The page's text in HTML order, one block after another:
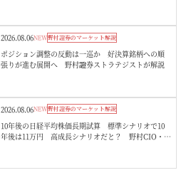
2026.08.06NEW野村證券のマーケット解説
ポジション調整の反動は一巡か 好決算銘柄への順
張りが進む展開へ 野村證券ストラテジストが解説
2026.08.06NEW野村證券のマーケット解説
10年後の日経平均株価長期試算 標準シナリオで10
年後は11万円 高成長シナリオだと？ 野村CIO・宮